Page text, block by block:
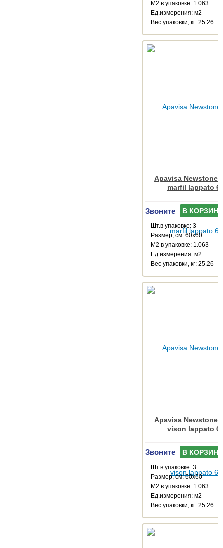
М2 в упаковке: 1.063
Ед.измерения: м2
Веc упаковки, кг: 25.26
Apavisa Newstone
marfil lappato
Звоните В КОРЗИНУ
Шт.в упаковке: 3
Размер, см: 60x60
М2 в упаковке: 1.063
Ед.измерения: м2
Веc упаковки, кг: 25.26
Apavisa Newstone
vison lappato
Звоните В КОРЗИНУ
Шт.в упаковке: 3
Размер, см: 60x60
М2 в упаковке: 1.063
Ед.измерения: м2
Веc упаковки, кг: 25.26